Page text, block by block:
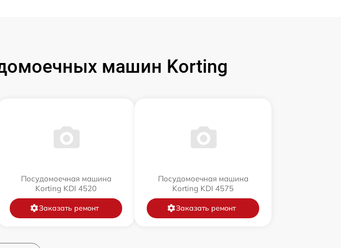
машин Korting
Посудомоечная машина
Korting KDI 4520
Заказать ремонт
Посудомоечная машина
Korting KDI 4575
Заказать ремонт